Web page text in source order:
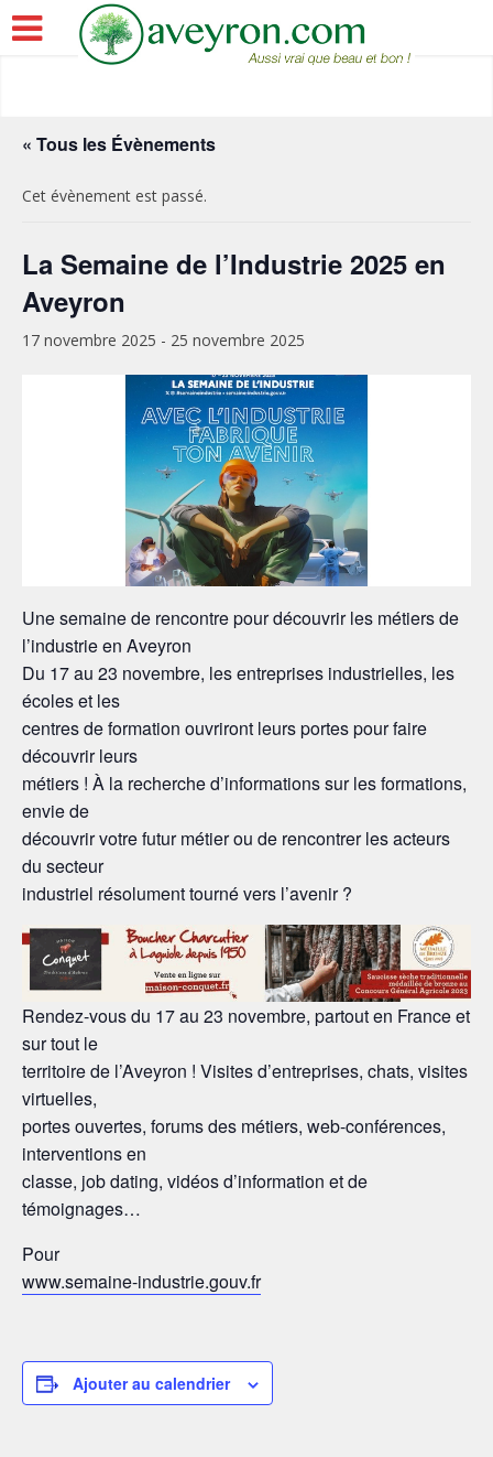
« Tous les Évènements
Cet évènement est passé.
La Semaine de l’Industrie 2025 en
Aveyron
17 novembre 2025 - 25 novembre 2025
Une semaine de rencontre pour découvrir les métiers de
l’industrie en Aveyron
Du 17 au 23 novembre, les entreprises industrielles, les
écoles et les
centres de formation ouvriront leurs portes pour faire
découvrir leurs
métiers ! À la recherche d’informations sur les formations,
envie de
découvrir votre futur métier ou de rencontrer les acteurs
du secteur
industriel résolument tourné vers l’avenir ?
Rendez-vous du 17 au 23 novembre, partout en France et
sur tout le
territoire de l’Aveyron ! Visites d’entreprises, chats, visites
virtuelles,
portes ouvertes, forums des métiers, web-conférences,
interventions en
classe, job dating, vidéos d’information et de
témoignages…
Pour
www.semaine-industrie.gouv.fr
Ajouter au calendrier